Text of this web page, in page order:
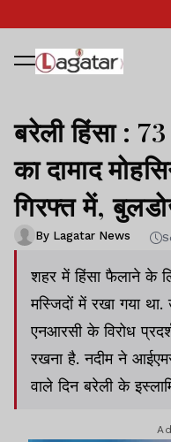
बरेली हिंसा :
का दामाद
गिरफ्त में,
By Lagatar News
शहर में हिंसा फैलाने के
मस्जिदों में रखा गया
एनआरसी के विरोध
रखना है. नदीम ने
वाले दिन बरेली के